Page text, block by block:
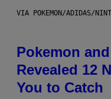
VIA POKEMON/ADIDAS/
Pokemon
Revealed 12
You to Catch